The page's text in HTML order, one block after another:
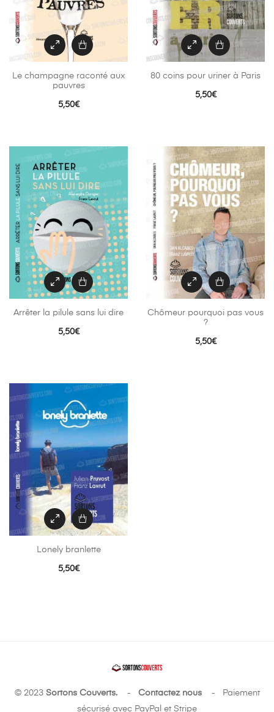
Le champagne raconté aux
pauvres
5,50€
80 coins pour uriner à Paris
5,50€
Arrêter la pilule sans lui dire
5,50€
Chômeur pourquoi pas vous
?
5,50€
Lonely branlette
5,50€
© 2023 Sortons Couverts.- Contactez nous- Paiement
sécurisé avec PayPal et Stripe